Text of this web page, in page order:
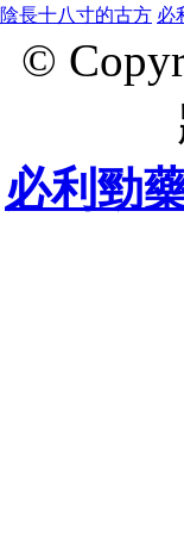
陰長十八寸的古方 必
©
必利勁